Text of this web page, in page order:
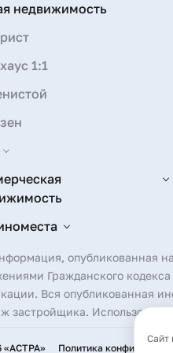
недвижимость
1:1
опубликованная
Гражданского
Вся опубликованная
застройщика.
«АСТРА» Политика
Сайт